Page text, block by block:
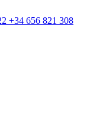
+34 656 821 308